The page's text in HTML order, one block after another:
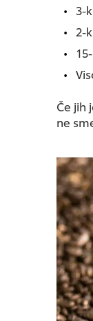
3-
2-
Če jih
ne